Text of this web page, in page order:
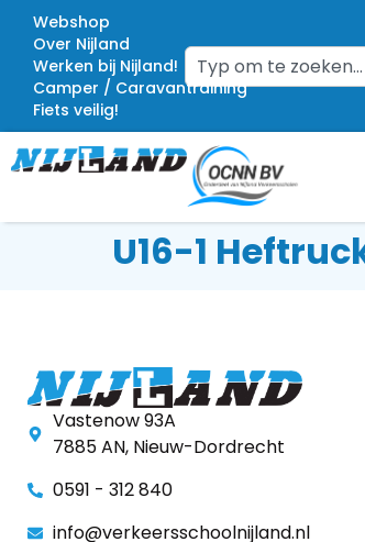
Webshop
Over Nijland
Werken bij Nijland!
Camper / Caravantraining
Fiets veilig!
U16-1
Vastenow 93A
7885 AN, Nieuw-Dordrecht
0591 - 312 840
info@verkeersschoolnijland.nl